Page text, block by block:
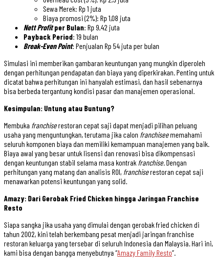
Sewa Merek: Rp 1 juta
Biaya promosi (2%): Rp 1,08 juta
Nett Profitper Bulan: Rp 9,42 juta
Payback Period: 19 bulan
Break-Even Point: Penjualan Rp 54 juta per bulan
Simulasi ini memberikan gambaran keuntungan yang mungkin diperoleh
dengan perhitungan pendapatan dan biaya yang diperkirakan. Penting untuk
dicatat bahwa perhitungan ini hanyalah estimasi, dan hasil sebenarnya
bisa berbeda tergantung kondisi pasar dan manajemen operasional.
Kesimpulan: Untung atau Buntung?
Membuka franchiserestoran cepat saji dapat menjadi pilihan peluang
usaha yang menguntungkan, terutama jika calon franchiseememahami
seluruh komponen biaya dan memiliki kemampuan manajemen yang baik.
Biaya awal yang besar untuk lisensi dan renovasi bisa dikompensasi
dengan keuntungan stabil selama masa kontrak franchise. Dengan
perhitungan yang matang dan analisis ROI, franchiserestoran cepat saji
menawarkan potensi keuntungan yang solid.
Amazy: Dari Gerobak Fried Chicken hingga Jaringan Franchise
Resto
Siapa sangka jika usaha yang dimulai dengan gerobak fried chicken di
tahun 2002, kini telah berkembang pesat menjadi jaringan franchise
restoran keluarga yang tersebar di seluruh Indonesia dan Malaysia. Hari ini,
kami bisa dengan bangga menyebutnya “Amazy Family Resto”.